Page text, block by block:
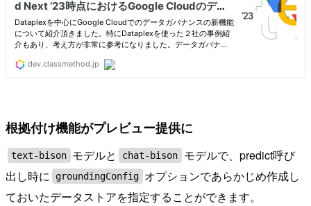
根拠付け機能がプレビュー提供に
text-bison モデルと chat-bison
モデルで、predict呼び
出し時に
groundingConfig オプションであらかじめ作成し
ておいたデータストアを指定することができます。